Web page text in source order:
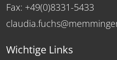
Fax: +49(0)8331-5433
Wichtige Links